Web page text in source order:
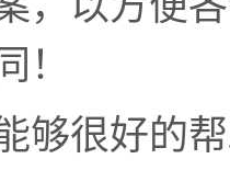
！
够很好的